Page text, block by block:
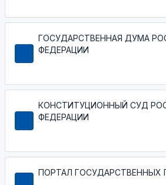
ГОСУДАРСТВЕННАЯ ДУМА
ФЕДЕРАЦИИ
КОНСТИТУЦИОННЫЙ СУД
ФЕДЕРАЦИИ
ПОРТАЛ ГОСУДАРСТВЕННЫХ